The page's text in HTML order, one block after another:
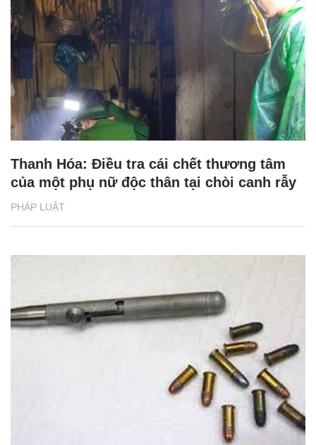
PHÁP LUẬT
Thanh Hóa: Điều tra cái chết thương tâm
của một phụ nữ độc thân tại chòi canh rẫy